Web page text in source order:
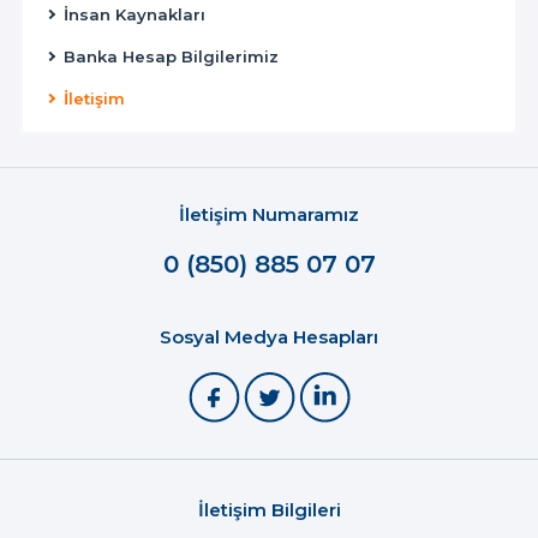
İnsan Kaynakları
Banka Hesap Bilgilerimiz
İletişim
İletişim Bilgileri
İletişim Numaramız
0 (850) 885 07 07
Sosyal Medya Hesapları